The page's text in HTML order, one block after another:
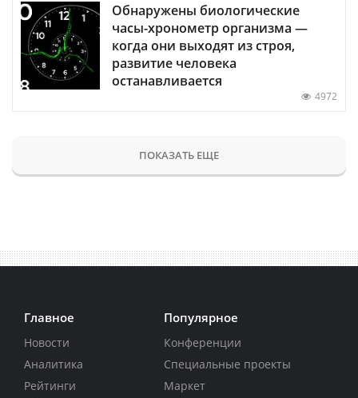
Обнаружены биологические
часы-хронометр организма —
когда они выходят из строя,
развитие человека
останавливается
4972
ПОКАЗАТЬ ЕЩЕ
Главное
Новости
Аналитика
Рейтинги
Популярное
Конференции
Специальные проекты
Маркет